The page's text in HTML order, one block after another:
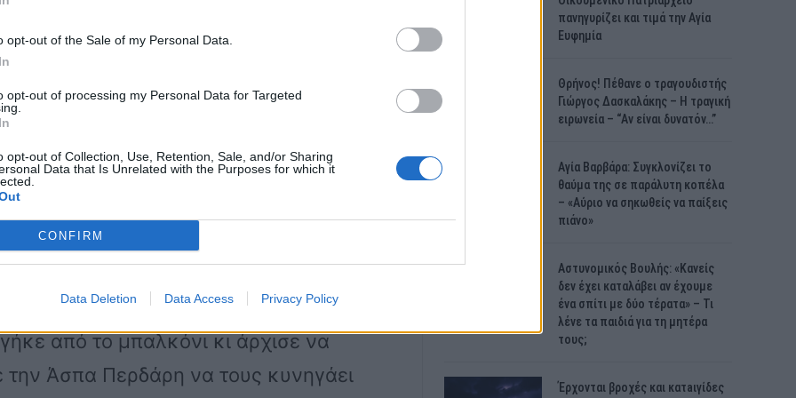
opt-out of the Sale of my Personal Data.
opt-out of processing my Personal Data for Targeted
opt-out of Collection, Use, Retention, Sale, and/or Sharing
Data that Is Unrelated with the Purposes for which it
CONFIRM
Data Deletion Data Access Privacy Policy
την Άσπα Πρεδάρη, επιστρέφοντας
δυο ληστές επιχείρησαν να μπουν
επέστρεψε στο σπίτι της νωρίτερα
τον έναν από τους δράστες να
συνεργός του είχε ήδη παραβιάσει το
ότι η νεαρή κοπέλα επέστρεψε, το
από το μπαλκόνι κι άρχισε να
την Άσπα Περδάρη να τους κυνηγάει
πανηγυρίζει και τιμά την Αγία
Ευφημία
Θρήνος! Πέθανε ο τραγουδιστής
Γιώργος Δασκαλάκης – Η τραγική
ειρωνεία – “Αν είναι δυνατόν…”
Αγία Βαρβάρα: Συγκλονίζει το
θαύμα της σε παράλυτη κοπέλα
– «Αύριο να σηκωθείς να παίξεις
πιάνο»
Αστυνομικός Bουλής: «Κανείς
δεν έχει καταλάβει αν έχουμε
ένα σπίτι με δύο τέρατα» – Τι
λένε τα παιδιά για τη μητέρα
τους;
Έρχονται βροχές και κατaιγίδες